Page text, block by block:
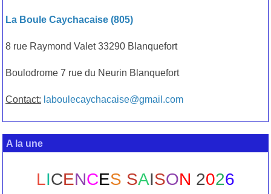
La Boule Caychacaise (805)
8 rue Raymond Valet 33290 Blanquefort
Boulodrome 7 rue du Neurin Blanquefort
Contact: laboulecaychacaise@gmail.com
A la une
LICENCES SAISON 2026